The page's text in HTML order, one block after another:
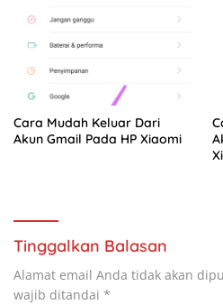
Cara Mudah Keluar Dari
Akun Gmail Pada HP Xiaomi
Tinggalkan Balasan
Alamat email Anda tidak akan
wajib ditandai *